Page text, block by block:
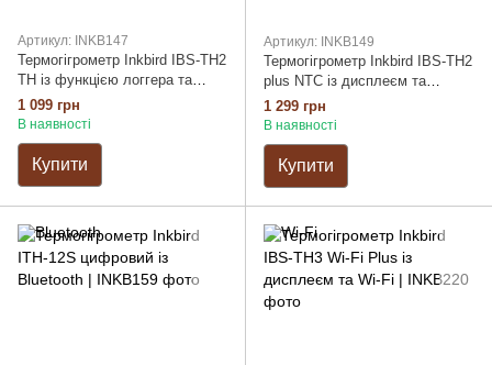
Артикул: INKB147
Термогігрометр Inkbird IBS-TH2
TH із функцією логгера та
Bluetooth
1 099 грн
В наявності
Купити
Артикул: INKB149
Термогігрометр Inkbird IBS-TH2
plus NTC із дисплеєм та
Bluetooth | Температурний щуп
NTC
1 299 грн
В наявності
Купити